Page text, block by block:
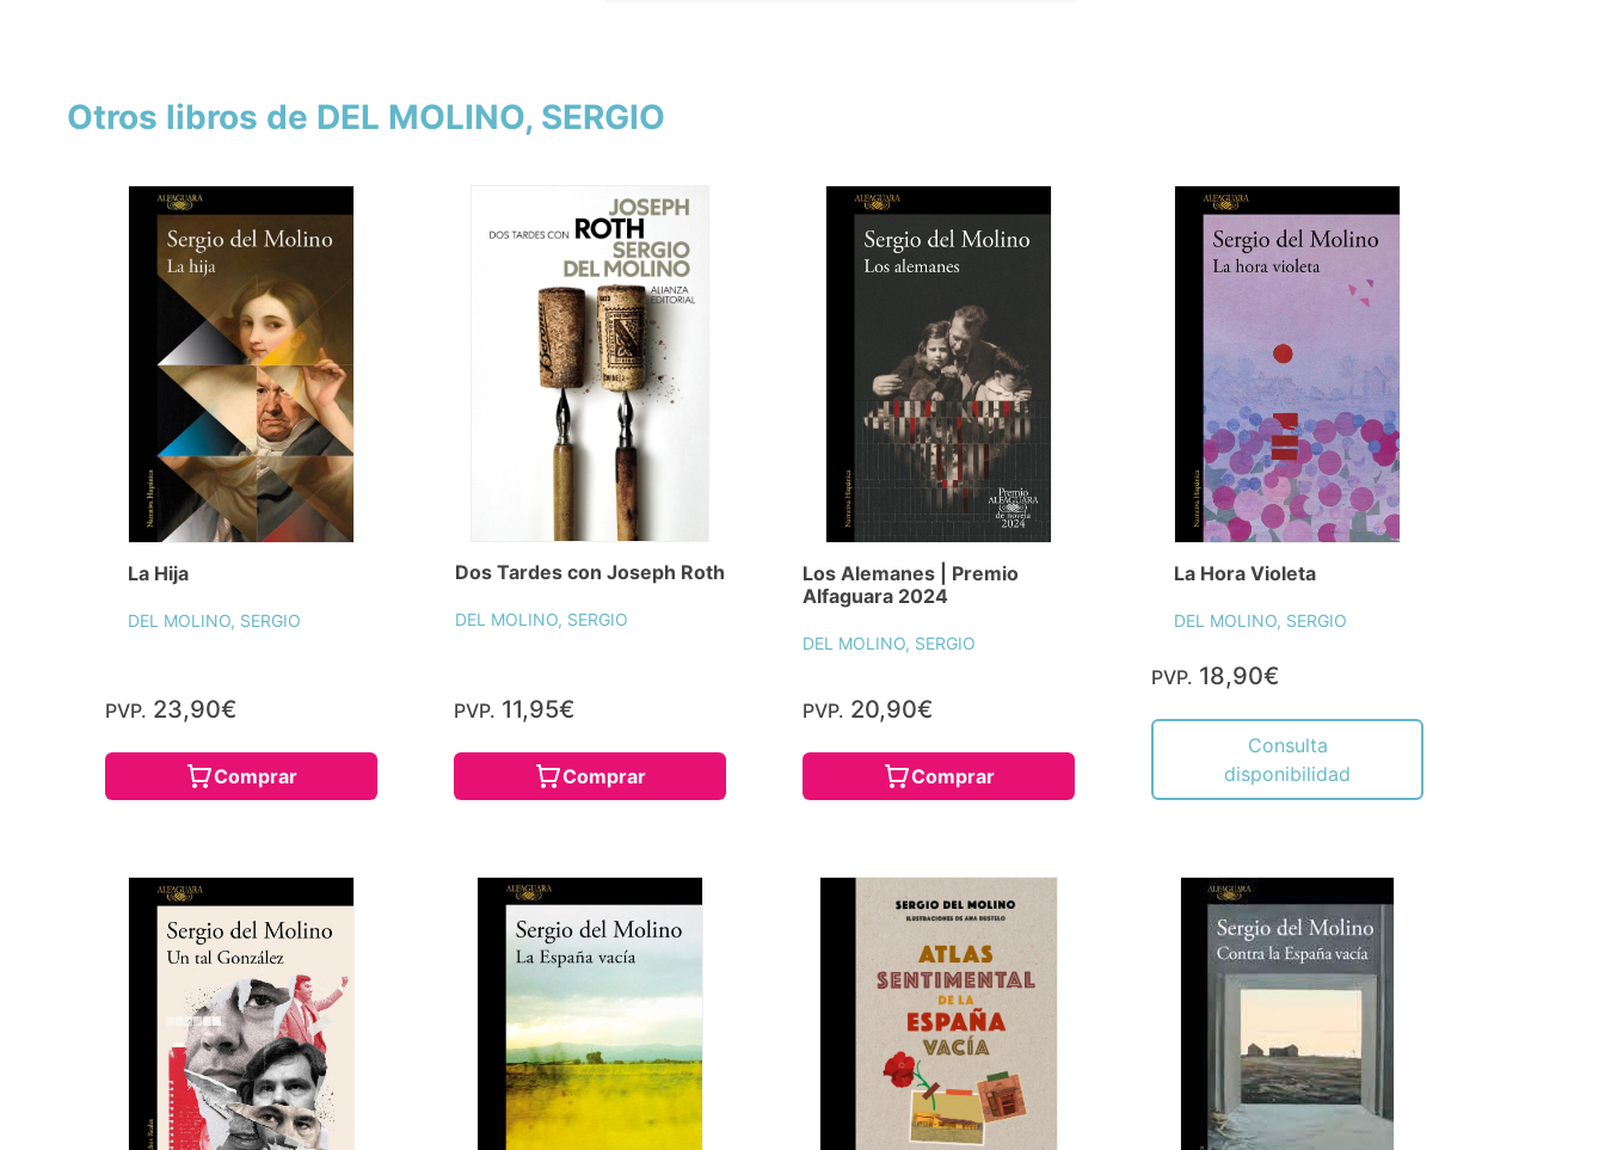
Otros libros de DEL MOLINO, SERGIO
La Hija
DEL MOLINO, SERGIO
PVP. 23,90€
Comprar
Dos Tardes con Joseph Roth
DEL MOLINO, SERGIO
PVP. 11,95€
Comprar
Los Alemanes | Premio
Alfaguara 2024
DEL MOLINO, SERGIO
PVP. 20,90€
Comprar
La Hora Violeta
DEL MOLINO, SERGIO
PVP. 18,90€
Consulta
disponibilidad